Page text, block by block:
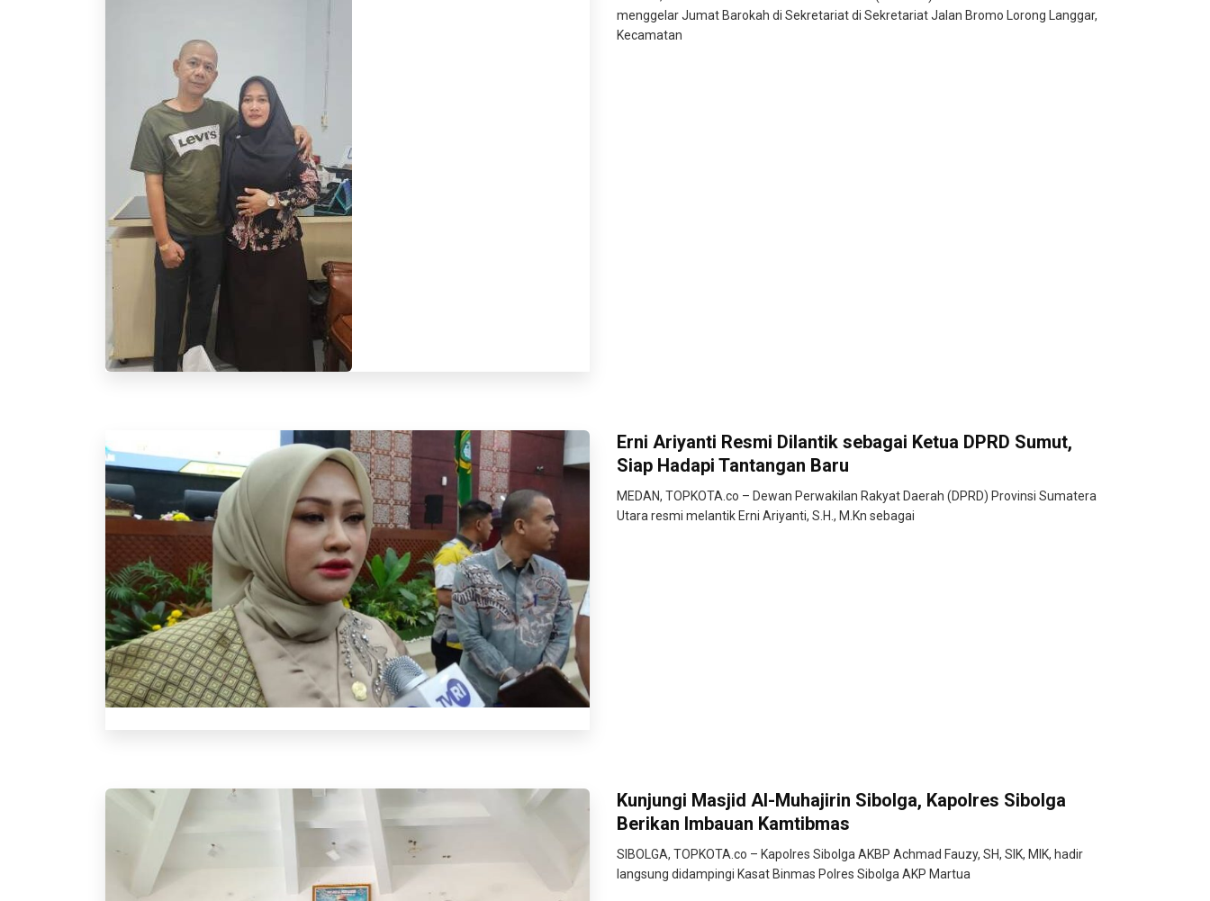
menggelar Jumat Barokah di Sekretariat di Sekretariat Jalan Bromo Lorong Langgar,
Kecamatan
Erni Ariyanti Resmi Dilantik sebagai Ketua DPRD Sumut,
Siap Hadapi Tantangan Baru
MEDAN, TOPKOTA.co – Dewan Perwakilan Rakyat Daerah (DPRD) Provinsi Sumatera
Utara resmi melantik Erni Ariyanti, S.H., M.Kn sebagai
Kunjungi Masjid Al-Muhajirin Sibolga, Kapolres Sibolga
Berikan Imbauan Kamtibmas
SIBOLGA, TOPKOTA.co – Kapolres Sibolga AKBP Achmad Fauzy, SH, SIK, MIK, hadir
langsung didampingi Kasat Binmas Polres Sibolga AKP Martua